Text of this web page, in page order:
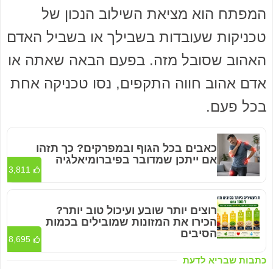
המפתח הוא מציאת השילוב הנכון של
טכניקות שעובדות בשבילך או בשביל האדם
האהוב שסובל מזה. בפעם הבאה שאתה או
אדם אהוב חווה התקפים, נסו טכניקה אחת
בכל פעם.
כתבות שבריא לדעת
כאבים בכל הגוף ובמפרקים? כך תזהו
אם ייתכן שמדובר בפיברומיאלגיה
3,811
רוצים יותר שובע ועיכול טוב יותר?
הכירו את המזונות שמובילים בכמות
הסיבים
8,695